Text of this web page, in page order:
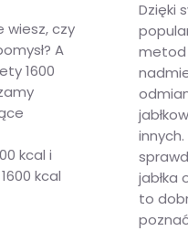
wiesz, czy
A
1600
kcal i
kcal
Dzięki
metod
jabłka
to